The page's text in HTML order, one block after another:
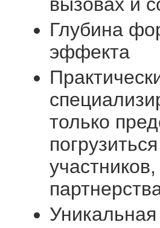
Глубина
эффекта
только
Уникальная